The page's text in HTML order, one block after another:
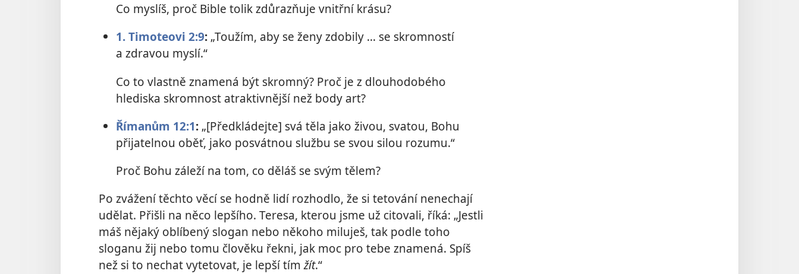
Co myslíš, proč Bible tolik zdůrazňuje vnitřní krásu?
1. Timoteovi 2:9:„Toužím, aby se ženy zdobily ... se skromností
a zdravou myslí.“
Co to vlastně znamená být skromný? Proč je z dlouhodobého
hlediska skromnost atraktivnější než body art?
Římanům 12:1:„[Předkládejte] svá těla jako živou, svatou, Bohu
přijatelnou oběť, jako posvátnou službu se svou silou rozumu.“
Proč Bohu záleží na tom, co děláš se svým tělem?
Po zvážení těchto věcí se hodně lidí rozhodlo, že si tetování nenechají
udělat. Přišli na něco lepšího. Teresa, kterou jsme už citovali, říká: „Jestli
máš nějaký oblíbený slogan nebo někoho miluješ, tak podle toho
sloganu žij nebo tomu člověku řekni, jak moc pro tebe znamená. Spíš
než si to nechat vytetovat, je lepší tímžít.“